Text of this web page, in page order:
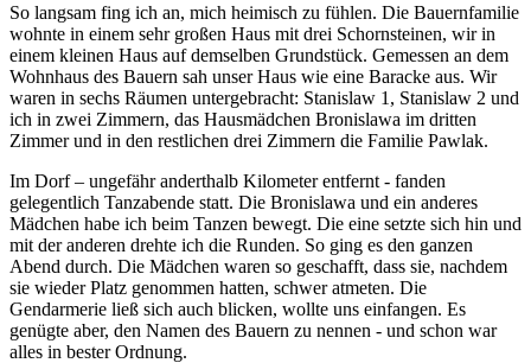
So langsam fing ich an, mich heimisch zu fühlen. Die Bauernfamilie
wohnte in einem sehr großen Haus mit drei Schornsteinen, wir in
einem kleinen Haus auf demselben Grundstück. Gemessen an dem
Wohnhaus des Bauern sah unser Haus wie eine Baracke aus. Wir
waren in sechs Räumen untergebracht: Stanislaw 1, Stanislaw 2 und
ich in zwei Zimmern, das Hausmädchen Bronislawa im dritten
Zimmer und in den restlichen drei Zimmern die Familie Pawlak.
Im Dorf – ungefähr anderthalb Kilometer entfernt - fanden
gelegentlich Tanzabende statt. Die Bronislawa und ein anderes
Mädchen habe ich beim Tanzen bewegt. Die eine setzte sich hin und
mit der anderen drehte ich die Runden. So ging es den ganzen
Abend durch. Die Mädchen waren so geschafft, dass sie, nachdem
sie wieder Platz genommen hatten, schwer atmeten. Die
Gendarmerie ließ sich auch blicken, wollte uns einfangen. Es
genügte aber, den Namen des Bauern zu nennen - und schon war
alles in bester Ordnung.